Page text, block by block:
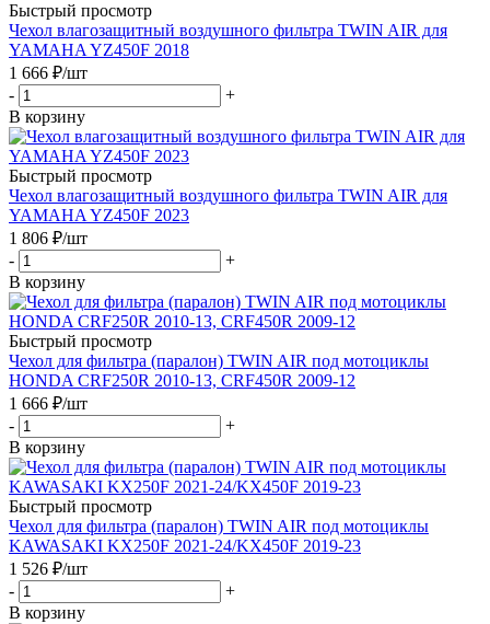
Быстрый просмотр
Чехол влагозащитный воздушного фильтра TWIN AIR для
YAMAHA YZ450F 2018
1 666 ₽/шт
-
+
В корзину
Быстрый просмотр
Чехол влагозащитный воздушного фильтра TWIN AIR для
YAMAHA YZ450F 2023
1 806 ₽/шт
-
+
В корзину
Быстрый просмотр
Чехол для фильтра (паралон) TWIN AIR под мотоциклы
HONDA CRF250R 2010-13, CRF450R 2009-12
1 666 ₽/шт
-
+
В корзину
Быстрый просмотр
Чехол для фильтра (паралон) TWIN AIR под мотоциклы
KAWASAKI KX250F 2021-24/KX450F 2019-23
1 526 ₽/шт
-
+
В корзину